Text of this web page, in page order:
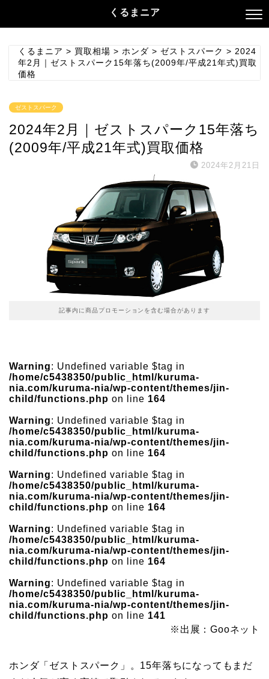
くるまニア
くるまニア > 買取相場 > ホンダ > ゼストスパーク > 2024
年2月｜ゼストスパーク15年落ち(2009年/平成21年式)買取
価格
ゼストスパーク
2024年2月｜ゼストスパーク15年落ち
(2009年/平成21年式)買取価格
2024年2月21日
記事内に商品プロモーションを含む場合があります
Warning: Undefined variable $tag in
/home/c5438350/public_html/kuruma-
nia.com/kuruma-nia/wp-content/themes/jin-
child/functions.php on line 164
Warning: Undefined variable $tag in
/home/c5438350/public_html/kuruma-
nia.com/kuruma-nia/wp-content/themes/jin-
child/functions.php on line 164
Warning: Undefined variable $tag in
/home/c5438350/public_html/kuruma-
nia.com/kuruma-nia/wp-content/themes/jin-
child/functions.php on line 164
Warning: Undefined variable $tag in
/home/c5438350/public_html/kuruma-
nia.com/kuruma-nia/wp-content/themes/jin-
child/functions.php on line 164
Warning: Undefined variable $tag in
/home/c5438350/public_html/kuruma-
nia.com/kuruma-nia/wp-content/themes/jin-
child/functions.php on line 141
※出展：Gooネット
ホンダ「ゼストスパーク」。15年落ちになってもまだ